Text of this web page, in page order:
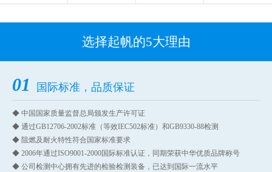
选择起帆的5大理由
01 国际标准，品质保证
◆ 中国国家质量监督总局颁发生产许可证
◆ 通过GB12706-2002标准（等效IEC502标准）和GB9330-88检测
◆ 阻燃及耐火特性符合国家标准要求
◆ 2006年通过ISO9001-2000国际标准认证，同期荣获中华优质品牌称号
◆ 公司检测中心拥有先进的检验检测装备，已达到国际一流水平